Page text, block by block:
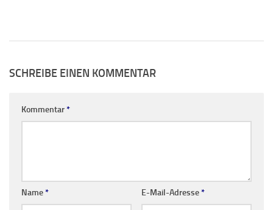
SCHREIBE EINEN KOMMENTAR
Kommentar*
Name* E-Mail-Adresse*